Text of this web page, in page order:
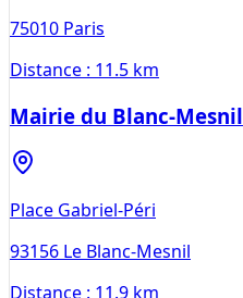
75010 Paris
Distance : 11.5 km
Mairie du Blanc-Mesnil
Place Gabriel-Péri
93156 Le Blanc-Mesnil
Distance : 11.9 km